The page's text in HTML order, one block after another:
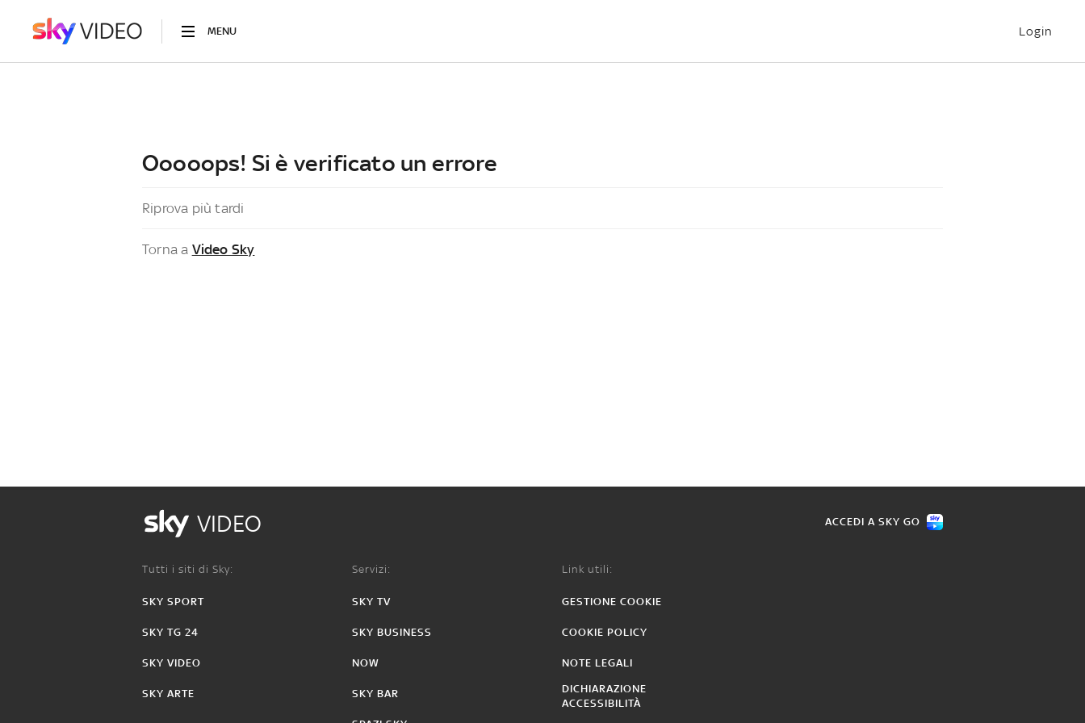
MENU Login
Ooooops! Si è verificato un errore
Riprova più tardi
Torna a Video Sky
VIDEO ACCEDI A SKY GO
Tutti i siti di Sky:
SKY SPORT
SKY TG 24
SKY VIDEO
SKY ARTE
Servizi:
SKY TV
SKY BUSINESS
NOW
SKY BAR
Link utili:
GESTIONE COOKIE
COOKIE POLICY
NOTE LEGALI
DICHIARAZIONE
ACCESSIBILITÀ